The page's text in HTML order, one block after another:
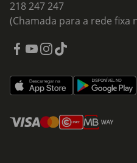
218 247 247
(Chamada para a rede fixa